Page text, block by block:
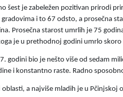
šest je zabeležen pozitivan prirodi
gradovima i to 67 odsto, a prosečna
Prosečna starost umrlih je 75
je u prethodnoj godini umrlo
godini bio je nešto više od sedam
i konstantno raste. Radno
a najviše mladih je u Pčinjskoj